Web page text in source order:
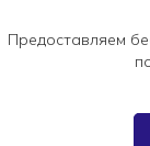
Предоставляем